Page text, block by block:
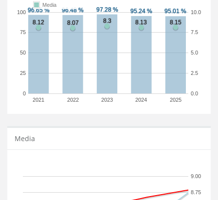
2021 2022 2023 2024 2025
0
25
50
75
100
0.0
2.5
5.0
7.5
10.0
Media
Media
8.75
9.00